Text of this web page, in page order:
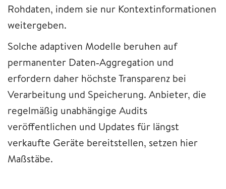
Rohdaten, indem sie nur Kontextinformationen
weitergeben.
Solche adaptiven Modelle beruhen auf
permanenter Daten‑Aggregation und
erfordern daher höchste Transparenz bei
Verarbeitung und Speicherung. Anbieter, die
regelmäßig unabhängige Audits
veröffentlichen und Updates für längst
verkaufte Geräte bereitstellen, setzen hier
Maßstäbe.